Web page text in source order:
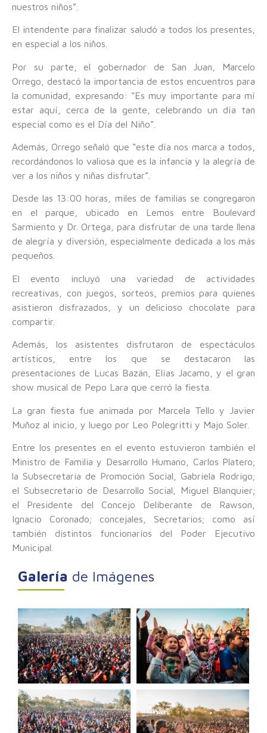
nuestros niños”.
El intendente para finalizar saludó a todos los presentes,
en especial a los niños.
Por su parte, el gobernador de San Juan, Marcelo
Orrego, destacó la importancia de estos encuentros para
la comunidad, expresando: “Es muy importante para mí
estar aquí, cerca de la gente, celebrando un día tan
especial como es el Día del Niño”.
Además, Orrego señaló que “este día nos marca a todos,
recordándonos lo valiosa que es la infancia y la alegría de
ver a los niños y niñas disfrutar”.
Desde las 13:00 horas, miles de familias se congregaron
en el parque, ubicado en Lemos entre Boulevard
Sarmiento y Dr. Ortega, para disfrutar de una tarde llena
de alegría y diversión, especialmente dedicada a los más
pequeños.
El evento incluyó una variedad de actividades
recreativas, con juegos, sorteos, premios para quienes
asistieron disfrazados, y un delicioso chocolate para
compartir.
Además, los asistentes disfrutaron de espectáculos
artísticos, entre los que se destacaron las
presentaciones de Lucas Bazán, Elías Jacamo, y el gran
show musical de Pepo Lara que cerró la fiesta.
La gran fiesta fue animada por Marcela Tello y Javier
Muñoz al inicio, y luego por Leo Polegritti y Majo Soler.
Entre los presentes en el evento estuvieron también el
Ministro de Familia y Desarrollo Humano, Carlos Platero;
la Subsecretaria de Promoción Social, Gabriela Rodrigo;
el Subsecretario de Desarrollo Social, Miguel Blanquier;
el Presidente del Concejo Deliberante de Rawson,
Ignacio Coronado; concejales, Secretarios; como así
también distintos funcionarios del Poder Ejecutivo
Municipal.
Galería de Imágenes